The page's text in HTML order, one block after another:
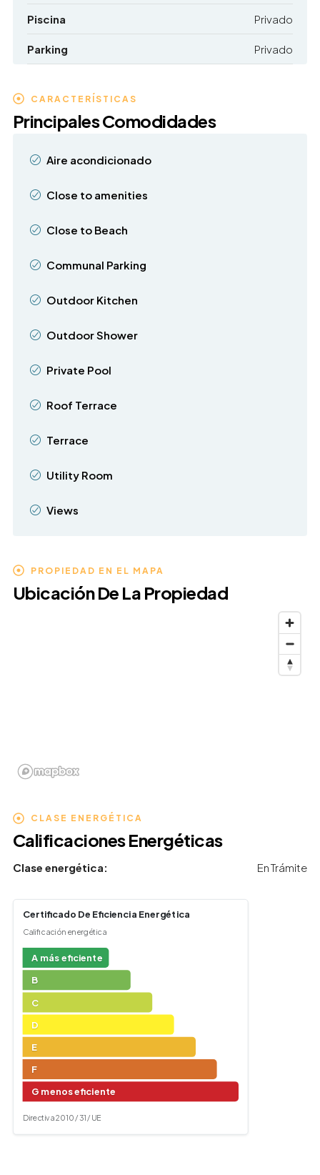
Piscina Privado
Parking Privado
CARACTERÍSTICAS
Principales Comodidades
Aire acondicionado
Close to amenities
Close to Beach
Communal Parking
Outdoor Kitchen
Outdoor Shower
Private Pool
Roof Terrace
Terrace
Utility Room
Views
PROPIEDAD EN EL MAPA
Ubicación De La Propiedad
CLASE ENERGÉTICA
Calificaciones Energéticas
Clase energética: En Trámite
Certificado De Eficiencia Energética
Calificación energética
A más eficiente
B
C
D
E
F
G menos eficiente
Directiva 2010 / 31 / UE